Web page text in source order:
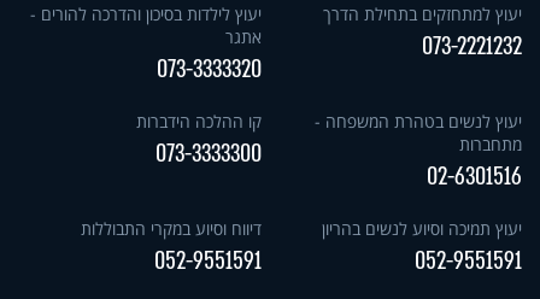
יעוץ למתחזקים בתחילת הדרך
073-2221232
יעוץ לילדות בסיכון והדרכה להורים -
אתגר
073-3333320
יעוץ לנשים בטהרת המשפחה -
מתחברות
02-6301516
קו ההלכה הידברות
073-3333300
יעוץ תמיכה וסיוע לנשים בהריון
052-9551591
דיווח וסיוע במקרי התבוללות
052-9551591